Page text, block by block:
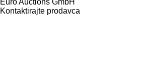
Euro Auctions GmbH
Kontaktirajte prodavca